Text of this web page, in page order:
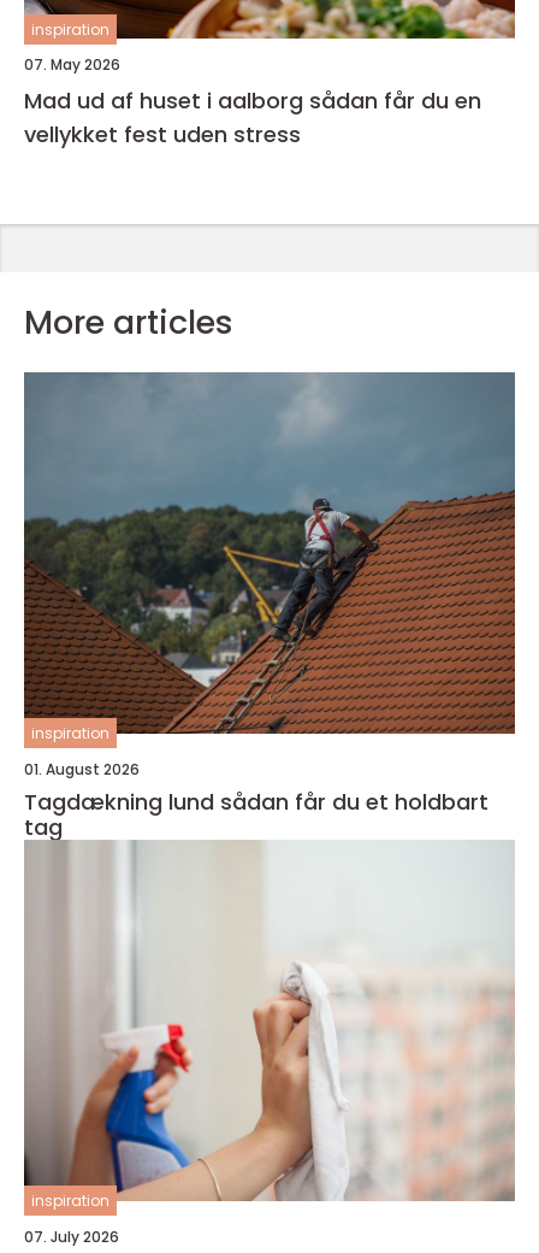
inspiration
07. May 2026
Mad ud af huset i aalborg sådan får du en
vellykket fest uden stress
More articles
inspiration
01. August 2026
Tagdækning lund sådan får du et holdbart
tag
inspiration
07. July 2026